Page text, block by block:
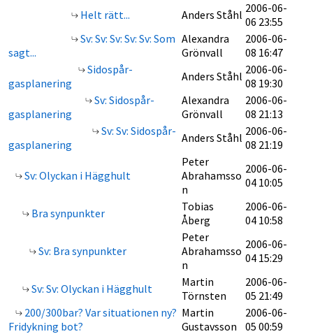
Helt rätt...
Anders Ståhl 2006-06-
06 23:55
Sv: Sv: Sv: Sv: Sv: Som
sagt...
Alexandra
Grönvall
2006-06-
08 16:47
Sidospår-
gasplanering
Anders Ståhl 2006-06-
08 19:30
Sv: Sidospår-
gasplanering
Alexandra
Grönvall
2006-06-
08 21:13
Sv: Sv: Sidospår-
gasplanering
Anders Ståhl 2006-06-
08 21:19
Sv: Olyckan i Hägghult
Peter
Abrahamsso
n
2006-06-
04 10:05
Bra synpunkter
Tobias
Åberg
2006-06-
04 10:58
Sv: Bra synpunkter
Peter
Abrahamsso
n
2006-06-
04 15:29
Sv: Sv: Olyckan i Hägghult
Martin
Törnsten
2006-06-
05 21:49
200/300bar? Var situationen ny?
Fridykning bot?
Martin
Gustavsson
2006-06-
05 00:59